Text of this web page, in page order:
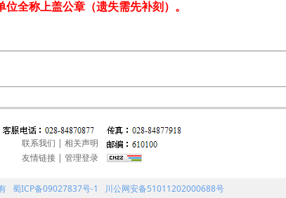
全称上盖公章（遗失需先补刻）。
联系我们 | 相关声明
友情链接 | 管理登录
蜀ICP备09027837号-1 川公网安备51011202000688号